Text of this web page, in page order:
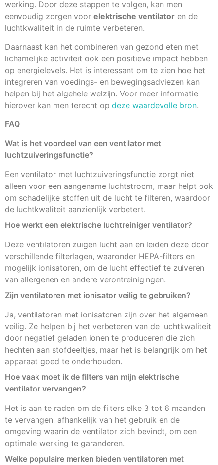
werking. Door deze stappen te volgen, kan men
eenvoudig zorgen voor elektrische ventilator en de
luchtkwaliteit in de ruimte verbeteren.
Daarnaast kan het combineren van gezond eten met
lichamelijke activiteit ook een positieve impact hebben
op energielevels. Het is interessant om te zien hoe het
integreren van voedings- en bewegingsadviezen kan
helpen bij het algehele welzijn. Voor meer informatie
hierover kan men terecht op deze waardevolle bron.
FAQ
Wat is het voordeel van een ventilator met
luchtzuiveringsfunctie?
Een ventilator met luchtzuiveringsfunctie zorgt niet
alleen voor een aangename luchtstroom, maar helpt ook
om schadelijke stoffen uit de lucht te filteren, waardoor
de luchtkwaliteit aanzienlijk verbetert.
Hoe werkt een elektrische luchtreiniger ventilator?
Deze ventilatoren zuigen lucht aan en leiden deze door
verschillende filterlagen, waaronder HEPA-filters en
mogelijk ionisatoren, om de lucht effectief te zuiveren
van allergenen en andere verontreinigingen.
Zijn ventilatoren met ionisator veilig te gebruiken?
Ja, ventilatoren met ionisatoren zijn over het algemeen
veilig. Ze helpen bij het verbeteren van de luchtkwaliteit
door negatief geladen ionen te produceren die zich
hechten aan stofdeeltjes, maar het is belangrijk om het
apparaat goed te onderhouden.
Hoe vaak moet ik de filters van mijn elektrische
ventilator vervangen?
Het is aan te raden om de filters elke 3 tot 6 maanden
te vervangen, afhankelijk van het gebruik en de
omgeving waarin de ventilator zich bevindt, om een
optimale werking te garanderen.
Welke populaire merken bieden ventilatoren met